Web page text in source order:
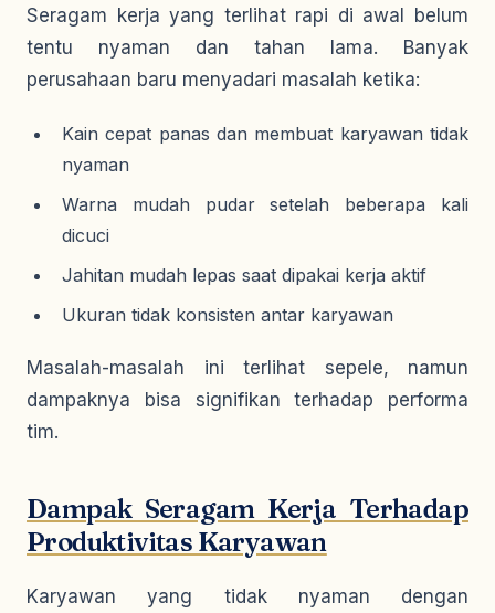
Seragam kerja yang terlihat rapi di awal belum
tentu nyaman dan tahan lama. Banyak
perusahaan baru menyadari masalah ketika:
Kain cepat panas dan membuat karyawan tidak
nyaman
Warna mudah pudar setelah beberapa kali
dicuci
Jahitan mudah lepas saat dipakai kerja aktif
Ukuran tidak konsisten antar karyawan
Masalah-masalah ini terlihat sepele, namun
dampaknya bisa signifikan terhadap performa
tim.
Dampak Seragam Kerja Terhadap
Produktivitas Karyawan
Karyawan yang tidak nyaman dengan